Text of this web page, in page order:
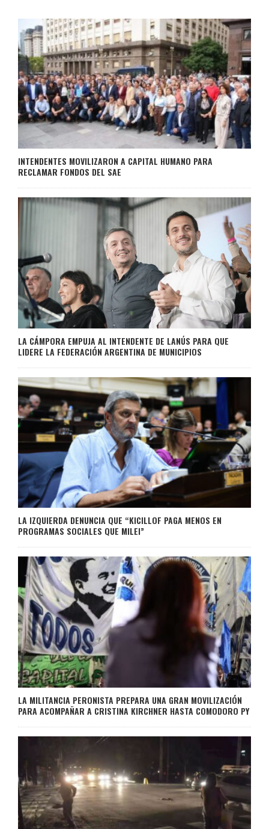
INTENDENTES MOVILIZARON A CAPITAL HUMANO PARA
RECLAMAR FONDOS DEL SAE
LA CÁMPORA EMPUJA AL INTENDENTE DE LANÚS PARA QUE
LIDERE LA FEDERACIÓN ARGENTINA DE MUNICIPIOS
LA IZQUIERDA DENUNCIA QUE “KICILLOF PAGA MENOS EN
PROGRAMAS SOCIALES QUE MILEI”
LA MILITANCIA PERONISTA PREPARA UNA GRAN MOVILIZACIÓN
PARA ACOMPAÑAR A CRISTINA KIRCHNER HASTA COMODORO PY